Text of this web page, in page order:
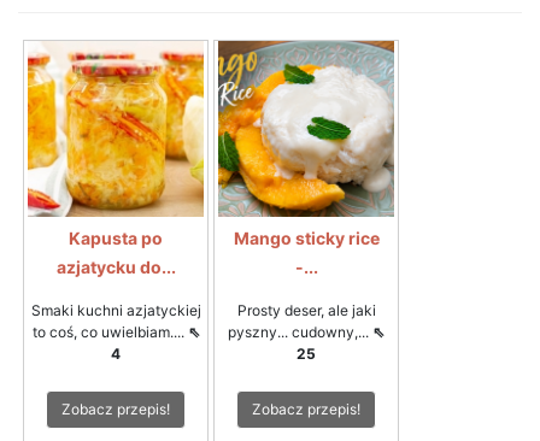
Kapusta po
azjatycku do...
Smaki kuchni azjatyckiej
to coś, co uwielbiam.... ⇖
4
Zobacz przepis!
Mango sticky rice
-...
Prosty deser, ale jaki
pyszny... cudowny,... ⇖
25
Zobacz przepis!